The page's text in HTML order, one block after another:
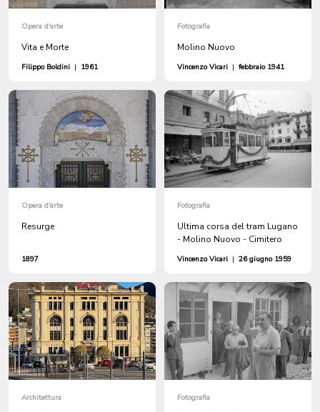
Opera d'arte
Vita e Morte
Filippo Boldini | 1961
Fotografia
Molino Nuovo
Vincenzo Vicari | febbraio 1941
Opera d'arte
Resurge
1897
Fotografia
Ultima corsa del tram Lugano
- Molino Nuovo - Cimitero
Vincenzo Vicari | 26 giugno 1959
Architettura Fotografia